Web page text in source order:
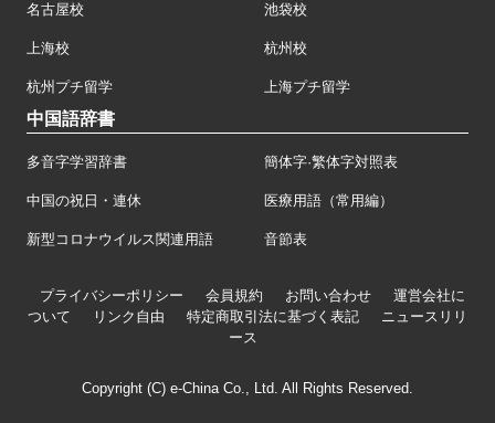
名古屋校 池袋校
上海校 杭州校
杭州プチ留学 上海プチ留学
中国語辞書
多音字学習辞書 簡体字·繁体字対照表
中国の祝日・連休 医療用語（常用編）
新型コロナウイルス関連用語 音節表
プライバシーポリシー 会員規約 お問い合わせ
運営会社に
ついて
リンク自由 特定商取引法に基づく表記
ニュースリリ
ース
Copyright (C) e-China Co., Ltd. All Rights Reserved.